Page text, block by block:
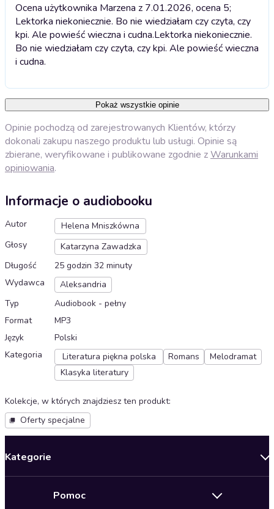
Ocena użytkownika Marzena z 7.01.2026, ocena 5;
Lektorka niekoniecznie. Bo nie wiedziałam czy czyta, czy
kpi. Ale powieść wieczna i cudna.Lektorka niekoniecznie.
Bo nie wiedziałam czy czyta, czy kpi. Ale powieść wieczna
i cudna.
Pokaż wszystkie opinie
Opinie pochodzą od zarejestrowanych Klientów, którzy
dokonali zakupu naszego produktu lub usługi. Opinie są
zbierane, weryfikowane i publikowane zgodnie zWarunkami
opiniowania.
Informacje o audiobooku
Autor
Helena Mniszkówna
Głosy
Katarzyna Zawadzka
Długość
25 godzin 32 minuty
Wydawca
Aleksandria
Typ
Audiobook - pełny
Format
MP3
Język
Polski
Kategoria
Literatura piękna polska Romans
Melodramat
Klasyka literatury
Kolekcje, w których znajdziesz ten produkt:
Oferty specjalne
Kategorie
Pomoc